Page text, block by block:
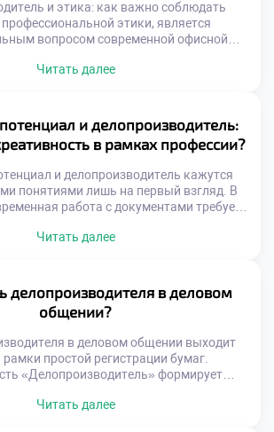
и этика: как важно соблюдать
этики, является
вопросом современной офисной
недостаточно. Специалист
этих сложных взаимодействий.
строится именно на этических
организации напрямую зависит от
Профессиональная этика […]
Читать далее
и делопроизводитель:
в рамках профессии?
и делопроизводитель кажутся
понятиями лишь на первый взгляд. В
работа с документами требует
задают рамки, но не отменяют
инструкций. Креативность в
проявляется через умение
сложные процессы. Специалист находит
Читать далее
делопроизводителя в деловом
общении?
в деловом общении выходит
рамки простой регистрации бумаг.
«Делопроизводитель» формирует
выступает связующим звеном между
Читать далее